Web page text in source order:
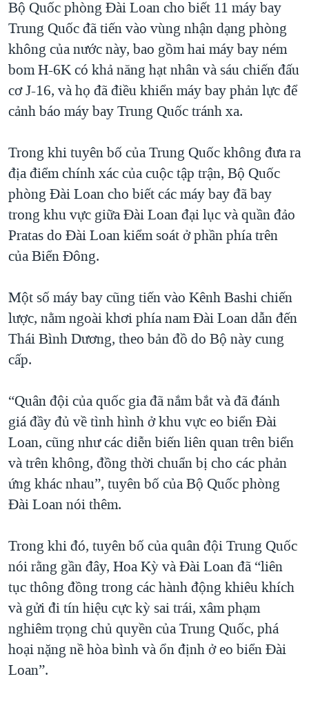
Bộ Quốc phòng Đài Loan cho biết 11 máy bay
Trung Quốc đã tiến vào vùng nhận dạng phòng
không của nước này, bao gồm hai máy bay ném
bom H-6K có khả năng hạt nhân và sáu chiến đấu
cơ J-16, và họ đã điều khiển máy bay phản lực để
cảnh báo máy bay Trung Quốc tránh xa.
Trong khi tuyên bố của Trung Quốc không đưa ra
địa điểm chính xác của cuộc tập trận, Bộ Quốc
phòng Đài Loan cho biết các máy bay đã bay
trong khu vực giữa Đài Loan đại lục và quần đảo
Pratas do Đài Loan kiểm soát ở phần phía trên
của Biển Đông.
Một số máy bay cũng tiến vào Kênh Bashi chiến
lược, nằm ngoài khơi phía nam Đài Loan dẫn đến
Thái Bình Dương, theo bản đồ do Bộ này cung
cấp.
“Quân đội của quốc gia đã nắm bắt và đã đánh
giá đầy đủ về tình hình ở khu vực eo biển Đài
Loan, cũng như các diễn biến liên quan trên biển
và trên không, đồng thời chuẩn bị cho các phản
ứng khác nhau”, tuyên bố của Bộ Quốc phòng
Đài Loan nói thêm.
Trong khi đó, tuyên bố của quân đội Trung Quốc
nói rằng gần đây, Hoa Kỳ và Đài Loan đã “liên
tục thông đồng trong các hành động khiêu khích
và gửi đi tín hiệu cực kỳ sai trái, xâm phạm
nghiêm trọng chủ quyền của Trung Quốc, phá
hoại nặng nề hòa bình và ổn định ở eo biển Đài
Loan”.